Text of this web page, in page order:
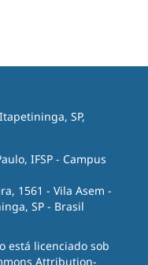
SP,
IFSP - Campus
1561 - Vila Asem -
SP - Brasil
está licenciado sob
Attribution-